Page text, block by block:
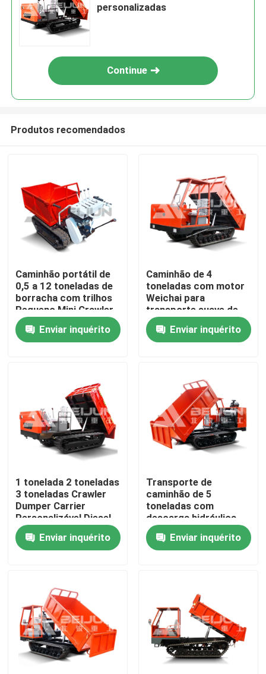
Casa
Contatos
Produtos
Vídeos
Caminhão basculante subterrâneo
Caminhão articulado subterrâneo
Caminhão de descarga
personalizadas
Continue
Produtos recomendados
Caminhão portátil de
0,5 a 12 toneladas de
borracha com trilhos
Pequeno Mini Crawler
Carrier Caminhão a
dieselEnviar inquérito
Caminhão de 4
toneladas com motor
Weichai para
transporte suave de
materiais
Enviar inquérito
1 tonelada 2 toneladas
3 toneladas Crawler
Dumper Carrier
Personalizável Diesel
portátil para venda
Enviar inquérito
Transporte de
caminhão de 5
toneladas com
descarga hidráulica
Enviar inquérito